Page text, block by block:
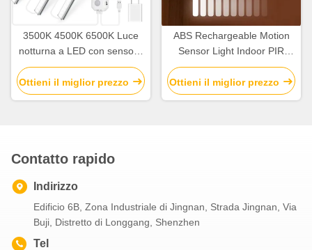
3500K 4500K 6500K Luce
notturna a LED con sensore
di movimento per interni 5V
USB
Ottieni il miglior prezzo
ABS Rechargeable Motion
Sensor Light Indoor PIR
Motion Sensor Light 2700K
-7000K
Ottieni il miglior prezzo
Contatto rapido
Indirizzo
Edificio 6B, Zona Industriale di Jingnan, Strada Jingnan, Via
Buji, Distretto di Longgang, Shenzhen
Tel